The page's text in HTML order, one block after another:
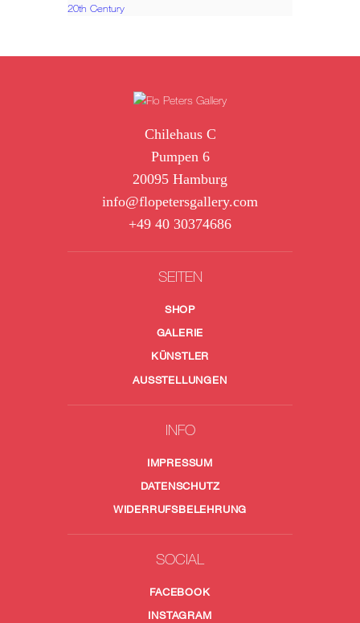
20th Century
Chilehaus C
Pumpen 6
20095 Hamburg
info@flopetersgallery.com
+49 40 30374686
SEITEN
SHOP
GALERIE
KÜNSTLER
AUSSTELLUNGEN
INFO
IMPRESSUM
DATENSCHUTZ
WIDERRUFSBELEHRUNG
SOCIAL
FACEBOOK
INSTAGRAM